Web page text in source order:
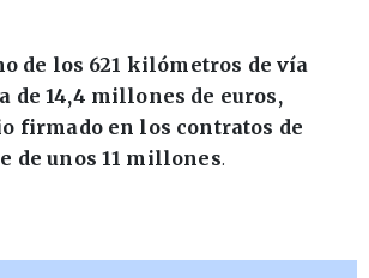
de los 621 kilómetros de vía
de 14,4 millones de euros,
firmado en los contratos de
de unos 11 millones.